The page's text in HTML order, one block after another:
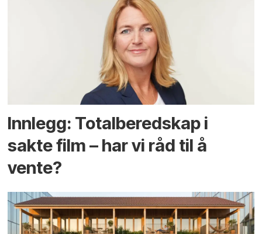
Innlegg: Totalberedskap i
sakte film – har vi råd til å
vente?